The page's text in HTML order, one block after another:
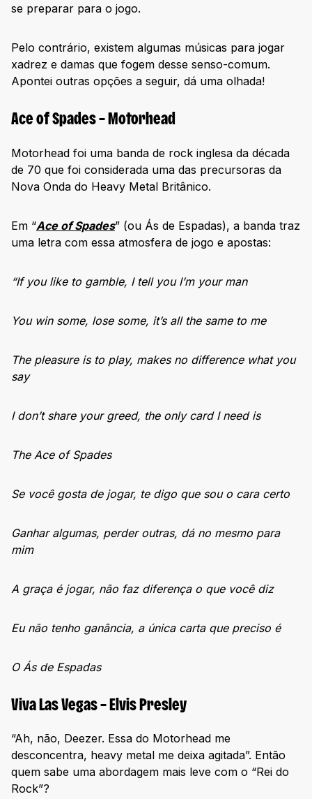
se preparar para o jogo.
Pelo contrário, existem algumas músicas para jogar
xadrez e damas que fogem desse senso-comum.
Apontei outras opções a seguir, dá uma olhada!
Ace of Spades – Motorhead
Motorhead foi uma banda de rock inglesa da década
de 70 que foi considerada uma das precursoras da
Nova Onda do Heavy Metal Britânico.
Em “Ace of Spades” (ou Ás de Espadas), a banda traz
uma letra com essa atmosfera de jogo e apostas:
“If you like to gamble, I tell you I’m your man
You win some, lose some, it’s all the same to me
The pleasure is to play, makes no difference what you
say
I don’t share your greed, the only card I need is
The Ace of Spades
Se você gosta de jogar, te digo que sou o cara certo
Ganhar algumas, perder outras, dá no mesmo para
mim
A graça é jogar, não faz diferença o que você diz
Eu não tenho ganância, a única carta que preciso é
O Ás de Espadas
Viva Las Vegas – Elvis Presley
“Ah, não, Deezer. Essa do Motorhead me
desconcentra, heavy metal me deixa agitada”. Então
quem sabe uma abordagem mais leve com o “Rei do
Rock”?